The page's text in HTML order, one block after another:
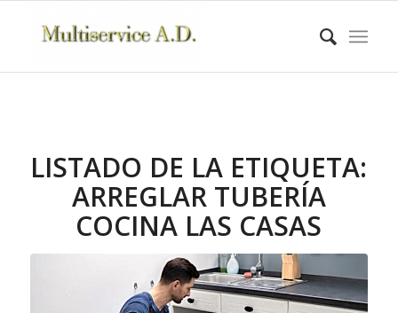
LISTADO DE LA ETIQUETA:
ARREGLAR TUBERÍA
COCINA LAS CASAS